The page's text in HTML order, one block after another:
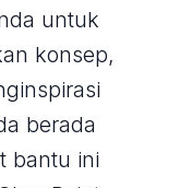
untuk
konsep,
berada
bantu ini